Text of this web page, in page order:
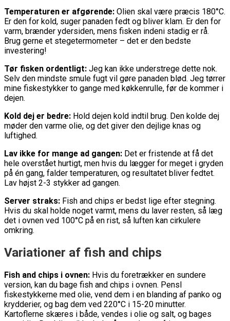
Temperaturen er afgørende: Olien skal være præcis 180°C.
Er den for kold, suger panaden fedt og bliver klam. Er den for
varm, brænder ydersiden, mens fisken indeni stadig er rå.
Brug gerne et stegetermometer – det er den bedste
investering!
Tør fisken ordentligt: Jeg kan ikke understrege dette nok.
Selv den mindste smule fugt vil gøre panaden blød. Jeg tørrer
mine fiskestykker to gange med køkkenrulle, før de kommer i
dejen.
Kold dej er bedre: Hold dejen kold indtil brug. Den kolde dej
møder den varme olie, og det giver den dejlige knas og
luftighed.
Lav ikke for mange ad gangen: Det er fristende at få det
hele overstået hurtigt, men hvis du lægger for meget i gryden
på én gang, falder temperaturen, og resultatet bliver fedtet.
Lav højst 2-3 stykker ad gangen.
Server straks: Fish and chips er bedst lige efter stegning.
Hvis du skal holde noget varmt, mens du laver resten, så læg
det i ovnen ved 100°C på en rist, så luften kan cirkulere
omkring.
Variationer af fish and chips
Fish and chips i ovnen: Hvis du foretrækker en sundere
version, kan du bage fish and chips i ovnen. Pensl
fiskestykkerne med olie, vend dem i en blanding af panko og
krydderier, og bag dem ved 220°C i 15-20 minutter.
Kartoflerne skæres i både, vendes i olie og salt, og bages